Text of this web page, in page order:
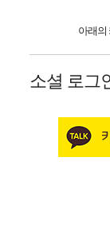
아래의
소셜 로그